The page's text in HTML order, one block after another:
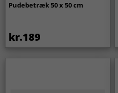
Pudebetræk 50 x 50 cm
kr.189